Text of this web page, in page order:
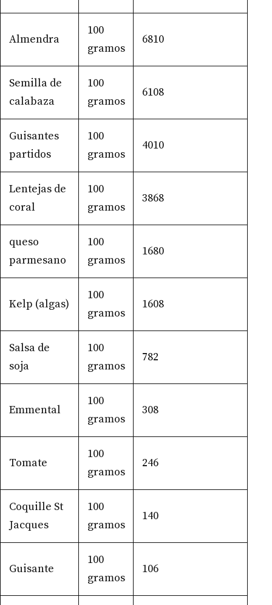
Almendra
100
gramos
6810
Semilla de
calabaza
100
gramos
6108
Guisantes
partidos
100
gramos
4010
Lentejas de
coral
100
gramos
3868
queso
parmesano
100
gramos
1680
Kelp (algas)
100
gramos
1608
Salsa de
soja
100
gramos
782
Emmental
100
gramos
308
Tomate
100
gramos
246
Coquille St
Jacques
100
gramos
140
Guisante
100
gramos
106